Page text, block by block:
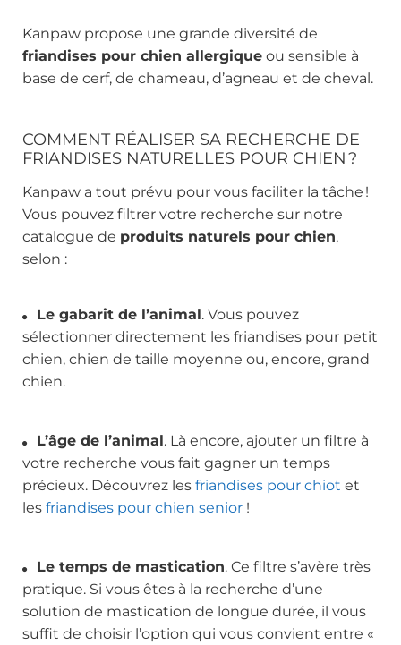
Kanpaw propose une grande diversité de
friandises pour chien allergique ou sensible à
base de cerf, de chameau, d’agneau et de cheval.
COMMENT RÉALISER SA RECHERCHE DE
FRIANDISES NATURELLES POUR CHIEN?
Kanpaw a tout prévu pour vous faciliter la tâche !
Vous pouvez filtrer votre recherche sur notre
catalogue de produits naturels pour chien,
selon :
Le gabarit de l’animal. Vous pouvez
sélectionner directement les friandises pour petit
chien, chien de taille moyenne ou, encore, grand
chien.
L’âge de l’animal. Là encore, ajouter un filtre à
votre recherche vous fait gagner un temps
précieux. Découvrez les friandises pour chiot et
les friandises pour chien senior !
Le temps de mastication. Ce filtre s’avère très
pratique. Si vous êtes à la recherche d’une
solution de mastication de longue durée, il vous
suffit de choisir l’option qui vous convient entre «